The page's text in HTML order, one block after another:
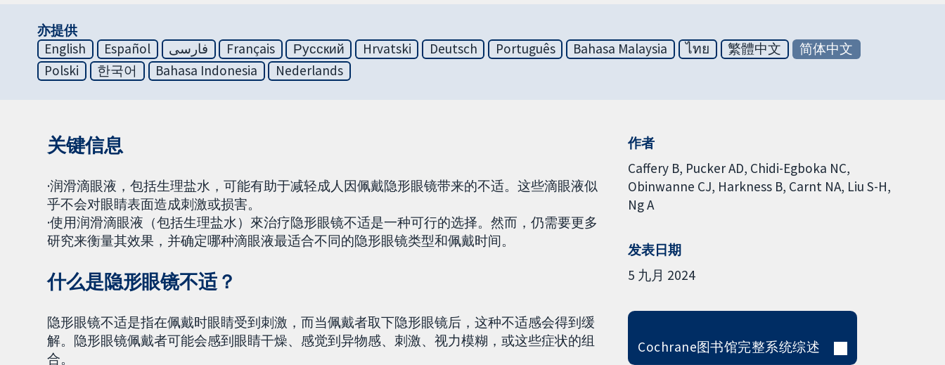
亦提供
English
Español فارسی Français Русский Hrvatski Deutsch Português Bahasa Malaysia ไทย 繁體中文
简体中文
Polski
한국어 Bahasa Indonesia Nederlands
关键信息
·润滑滴眼液，包括生理盐水，可能有助于减轻成人因佩戴隐形眼镜带来的不适。这些滴眼液似
乎不会对眼睛表面造成刺激或损害。
·使用润滑滴眼液（包括生理盐水）來治疗隐形眼镜不适是一种可行的选择。然而，仍需要更多
研究来衡量其效果，并确定哪种滴眼液最适合不同的隐形眼镜类型和佩戴时间。
什么是隐形眼镜不适？
隐形眼镜不适是指在佩戴时眼睛受到刺激，而当佩戴者取下隐形眼镜后，这种不适感会得到缓
解。隐形眼镜佩戴者可能会感到眼睛干燥、感觉到异物感、刺激、视力模糊，或这些症状的组
合。
作者
Caffery B Pucker AD Chidi-Egboka NC
Obinwanne CJ Harkness B Carnt NA Liu S-H
Ng A
发表日期
5 九月 2024
Cochrane图书馆完整系统综述